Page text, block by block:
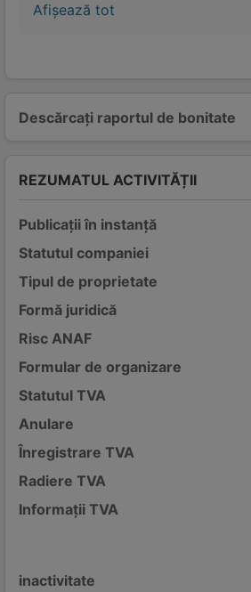
Descărcați raportul de bonitate
Afișează tot
REZUMATUL ACTIVITĂȚII
Publicații în instanță
Statutul companiei
Tipul de proprietate
Formă juridică
Risc ANAF
Formular de organizare
Statutul TVA
Anulare
Înregistrare TVA
Radiere TVA
Informații TVA
inactivitate